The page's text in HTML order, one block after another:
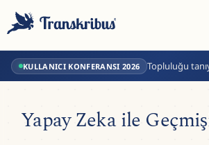
KULLANICI KONFERANSI 2026
Topluluğu
biletinizi şimdi
Yapay Zekaile